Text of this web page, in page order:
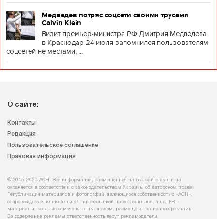
Медведев потряс соцсети своими трусами
Calvin Klein
Визит премьер-министра РФ Дмитрия Медведева
в Краснодар 24 июля запомнился пользователям
соцсетей не местами, ...
О сайте:
Контакты
Редакция
Пользовательское соглашение
Правовая информация
© 2015-2020 АСН. Вся информация, размещенная на веб-сайте asn.in.ua,
охраняется в соответствии с законодательством Украины об авторском праве.
Републикация материалов и фотографий, являющихся собственностью «АСН»,
сопровождается кликабельной гиперссылкой на веб-сайт asn.іn.ua. PR –
материалы, которые отмечены этим знаком, размещены на правах рекламы.
За содержание рекламы ответственность несут рекламодатели.